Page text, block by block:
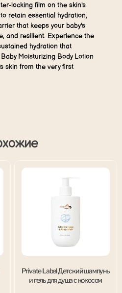
locking film on the skin's
retain essential hydration,
that keeps your baby's
and resilient. Experience the
hydration that
Moisturizing Body Lotion
skin from the very first
Private Label Детский шампунь
и гель для душа с кокосом